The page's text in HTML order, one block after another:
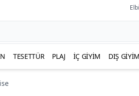
TESETTÜR PLAJ İÇ GIYIM DIŞ GIYIM